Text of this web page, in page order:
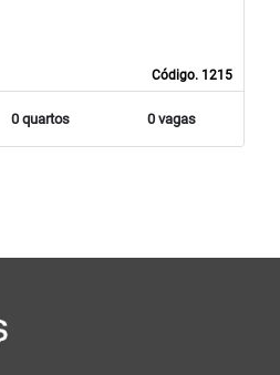
Código. 1215
0 quartos 0 vagas